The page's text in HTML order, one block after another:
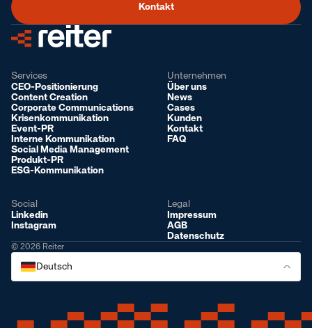
Kontakt
Services
CEO-Positionierung
Content Creation
Corporate Communications
Krisenkommunikation
Event-PR
Interne Kommunikation
Social Media Management
Produkt-PR
ESG-Kommunikation
Unternehmen
Über uns
News
Cases
Kunden
Kontakt
FAQ
Social
Linkedin
Instagram
Legal
Impressum
AGB
Datenschutz
© 2026 Reiter
Deutsch